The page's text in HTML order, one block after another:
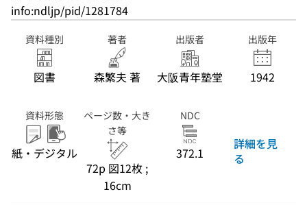
info:ndljp/pid/1281784
資料種別
図書
著者
森繁夫 著
出版者
大阪青年塾堂
出版年
1942
資料形態
紙・デジタル
ページ数・大き
さ等
72p 図12枚 ;
16cm
NDC
372.1
詳細を見
る